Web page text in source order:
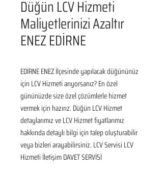
Düğün LCV Hizmeti
Maliyetlerinizi Azaltır
ENEZ EDİRNE
EDİRNE ENEZ İlçesinde yapılacak düğününüz
için LCV Hizmeti arıyorsanız? En özel
gününüzde size özel çözümlerle hizmet
vermek için hazırız. Düğün LCV Hizmet
detaylarımız ve LCV Hizmet fiyatlarımız
hakkında detaylı bilgi için talep oluşturabilir
veya bizleri arayabilirsiniz. LCV Servisi LCV
Hizmeti İletişim DAVET SERVİSİ